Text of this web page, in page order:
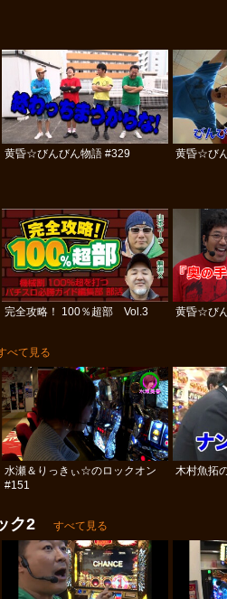
黄昏☆びんびん物語 #329 黄昏☆び
完全攻略！ 100％超部 Vol.3 黄昏☆び
べて見る
水瀬＆りっきぃ☆のロックオン
#151
木村魚拓
ク2 すべて見る